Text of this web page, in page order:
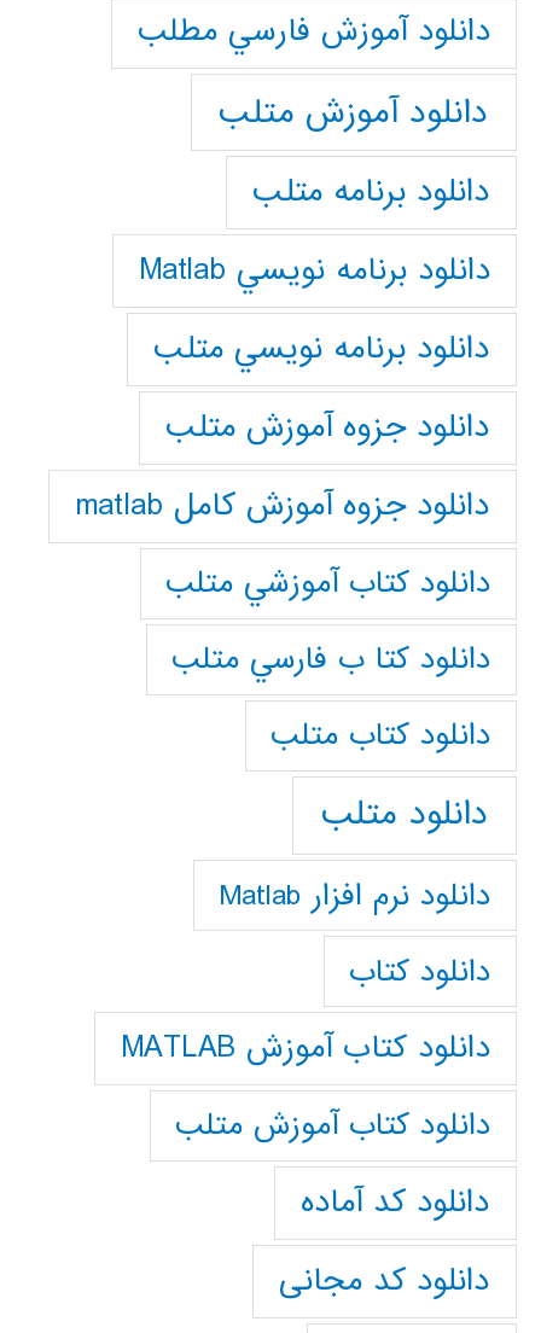
دانلود آموزش فارسي مطلب
دانلود آموزش متلب
دانلود برنامه متلب
دانلود برنامه نويسي Matlab
دانلود برنامه نويسي متلب
دانلود جزوه آموزش متلب
دانلود جزوه آموزش کامل matlab
دانلود كتاب آموزشي متلب
دانلود كتا ب فارسي متلب
دانلود كتاب متلب
دانلود متلب
دانلود نرم افزار Matlab
دانلود کتاب
دانلود کتاب آموزش MATLAB
دانلود کتاب آموزش متلب
دانلود کد آماده
دانلود کد مجانی